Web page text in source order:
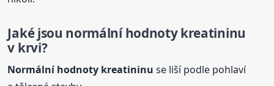
Jaké jsou normální hodnotykreatininu
v krvi?
Normální hodnoty kreatininu se liší podle pohlaví